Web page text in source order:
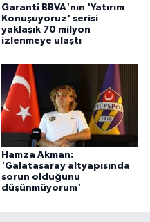
Garanti BBVA'nın 'Yatırım
Konuşuyoruz' serisi
yaklaşık 70 milyon
izlenmeye ulaştı
Hamza Akman:
'Galatasaray altyapısında
sorun olduğunu
düşünmüyorum'